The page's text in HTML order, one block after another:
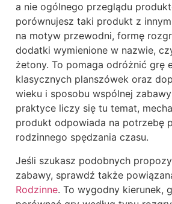
a nie ogólnego przeglądu
porównujesz taki produkt z
na motyw przewodni, formę
dodatki wymienione w nazwie,
żetony. To pomaga odróżnić grę
klasycznych planszówek oraz
wieku i sposobu wspólnej
praktyce liczy się tu temat,
produkt odpowiada na potrzebę
rodzinnego spędzania czasu.
Jeśli szukasz podobnych
zabawy, sprawdź także
Rodzinne. To wygodny kierunek,